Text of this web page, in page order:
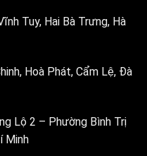
Tuy, Hai Bà Trưng, Hà
Hoà Phát, Cẩm Lệ, Đà
Lộ 2 – Phường Bình Trị
Minh